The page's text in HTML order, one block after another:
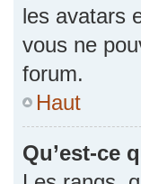
les avatars
vous ne
forum.
Haut
Qu’est-ce